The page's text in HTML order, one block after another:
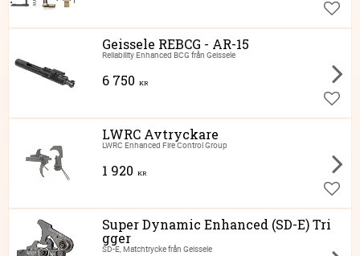
Lägg
Geissele REBCG - AR-15
Reliability Enhanced BCG från Geissele
6 750 KR
Lägg
LWRC Avtryckare
LWRC Enhanced Fire Control Group
1 920 KR
Lägg
Super Dynamic Enhanced (SD-E) Tri
gger
SD-E, Matchtrycke från Geissele